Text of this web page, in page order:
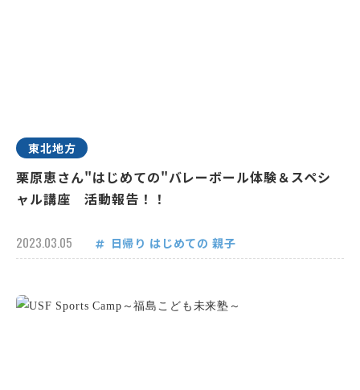
東北地方
栗原恵さん"はじめての"バレーボール体験＆スペシ
ャル講座 活動報告！！
2023.03.05 日帰り はじめての 親子